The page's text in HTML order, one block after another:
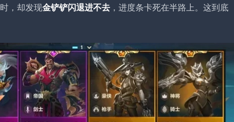
，却发现金铲铲闪退进不去 ，进度条卡死在半路上。这到底